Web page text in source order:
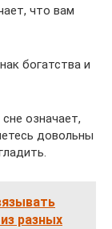
что вам
богатства и
означает,
довольны
разных